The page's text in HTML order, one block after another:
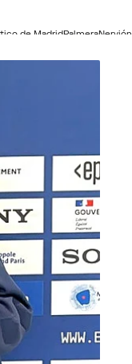
de MadridPalmeraNervión